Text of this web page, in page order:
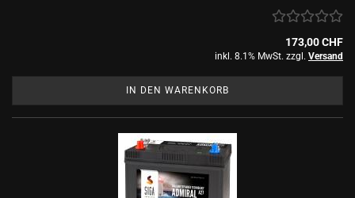
173,00 CHF
inkl. 8.1% MwSt. zzgl. Versand
IN DEN WARENKORB